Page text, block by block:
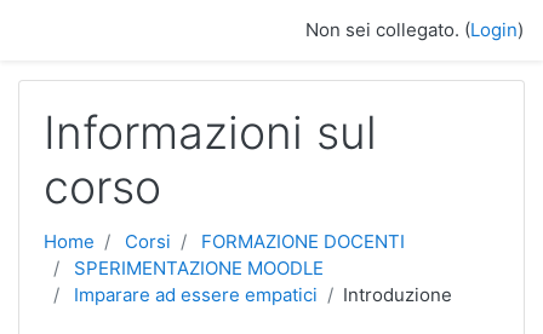
Non sei collegato. (Login)
Informazioni sul
corso
Home Corsi
FORMAZIONE DOCENTI
SPERIMENTAZIONE MOODLE
Imparare ad essere empatici
Introduzione